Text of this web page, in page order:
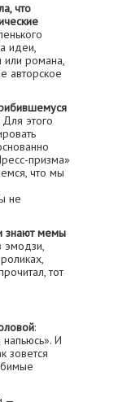
что
идеи,
или романа,
авторское
Для этого
призма»
что мы
не
знают мемы
эмодзи,
тот
:
И
зовется